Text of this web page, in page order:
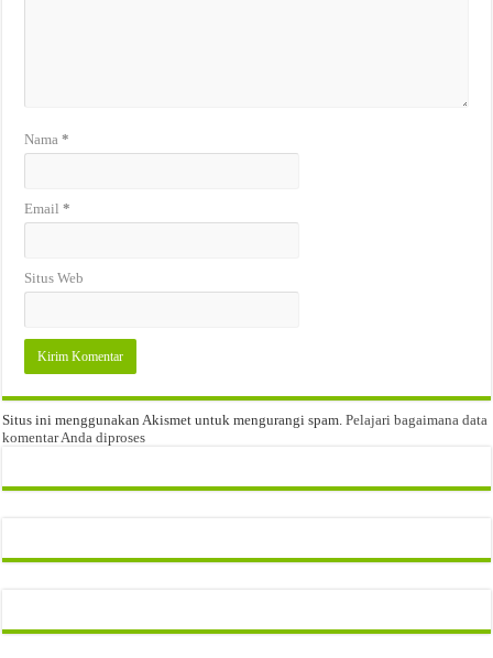
Nama*
Email*
Situs Web
Situs ini menggunakan Akismet untuk mengurangi spam.Pelajari bagaimana data
komentar Anda diproses